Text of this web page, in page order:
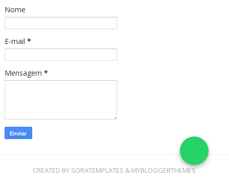
Nome
E-mail *
Mensagem *
CREATED BY SORATEMPLATES & MYBLOGGERTHEMES